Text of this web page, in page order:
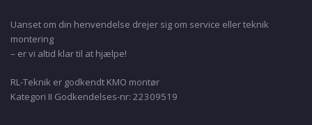
Uanset om din henvendelse drejer sig om service eller teknik
montering
– er vi altid klar til at hjælpe!
RL-Teknik er godkendt KMO montør
Kategori II Godkendelses-nr: 22309519